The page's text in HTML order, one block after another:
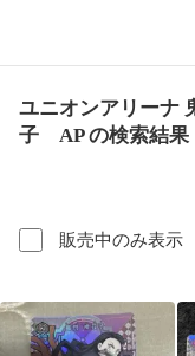
ユニオンアリー
子 AP の検索結果
販売中のみ表示